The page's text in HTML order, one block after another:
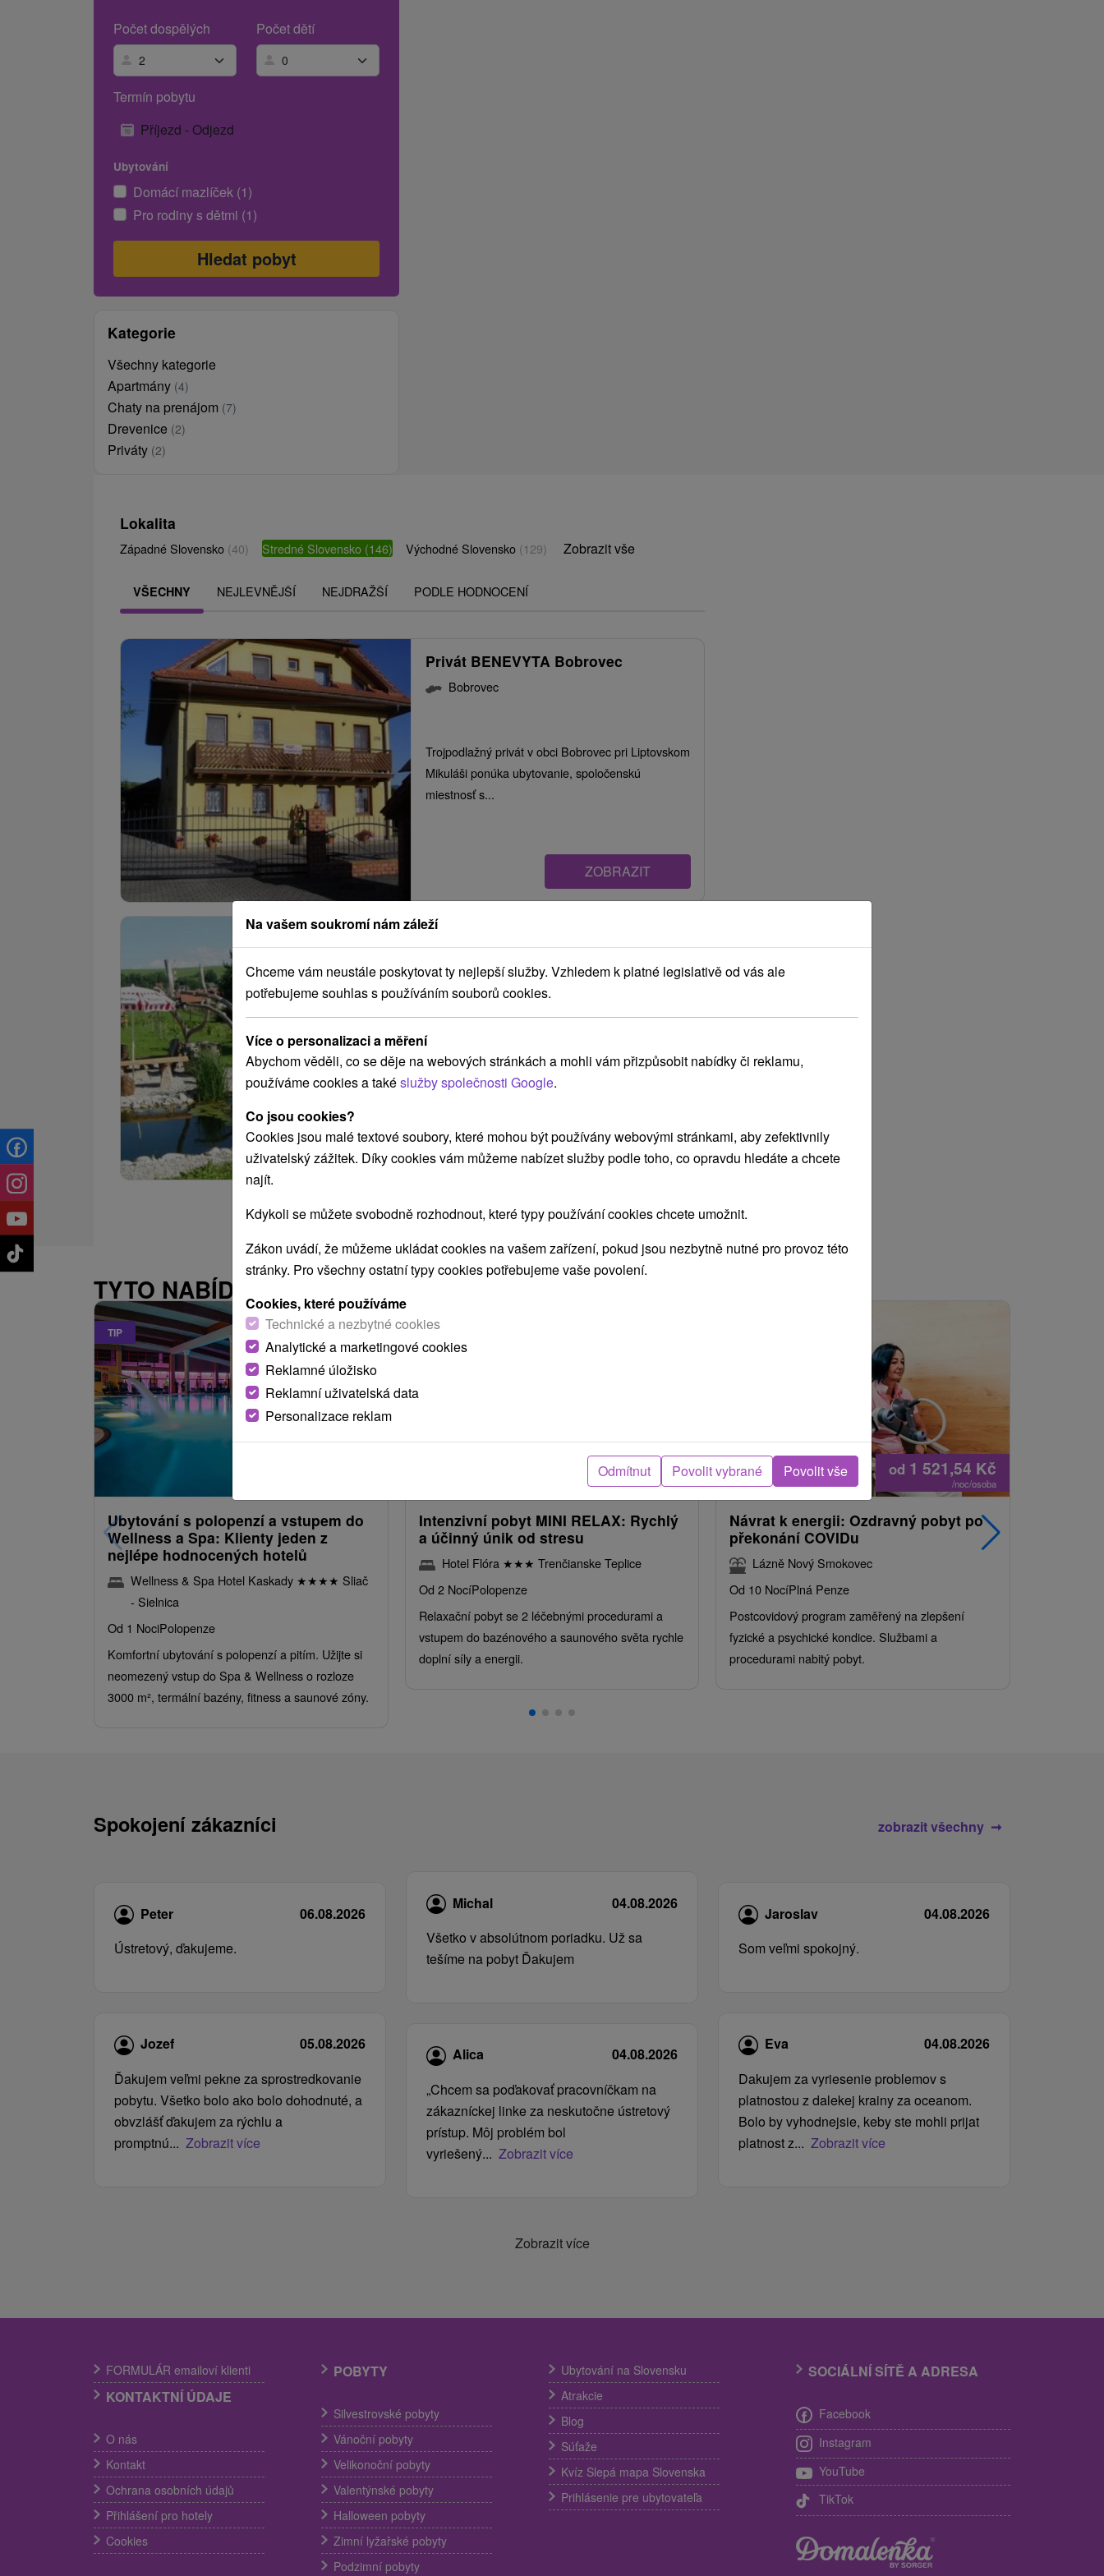
Počet dospělých
Počet dětí
Termín pobytu
Příjezd - Odjezd
Ubytování
Domácí mazlíček (1)
Pro rodiny s dětmi (1)
Kategorie
Všechny kategorie
Apartmány (4)
Chaty na prenájom (7)
Drevenice (2)
Priváty (2)
Lokalita
Západné Slovensko (40) Stredné Slovensko (146) Východné Slovensko (129) Zobrazit vše
VŠECHNY NEJLEVNĚJŠÍ NEJDRAŽŠÍ PODLE HODNOCENÍ
Privát BENEVYTA Bobrovec
Bobrovec
Trojpodlažný privát v obci Bobrovec pri Liptovskom
Mikuláši ponúka ubytovanie, spoločenskú
miestnosť s...
ZOBRAZIT
Bobrovec
Západných Tatier v obci Bobrovec, ktorá je
vstupnou...
ZOBRAZIT
TYTO NABÍDKY BY VÁS MOHLY TAKÉ ZAJÍMAT
TIP
Ubytování s polopenzí a vstupem do
Wellness a Spa: Klienty jeden z
nejlépe hodnocených hotelů
Wellness & Spa Hotel Kaskady ★★★★ Sliač
- Sielnica
Od 1 NociPolopenze
Komfortní ubytování s polopenzí a pitím. Užijte si
neomezený vstup do Spa & Wellness o rozloze
3000 m², termální bazény, fitness a saunové zóny.
2 278,07 Kč
/noc/osoba
Intenzivní pobyt MINI RELAX: Rychlý
a účinný únik od stresu
Hotel Flóra ★★★ Trenčianske Teplice
Od 2 NocíPolopenze
Relaxační pobyt se 2 léčebnými procedurami a
vstupem do bazénového a saunového světa rychle
doplní síly a energii.
od 1 521,54 Kč
/noc/osoba
Návrat k energii: Ozdravný pobyt po
překonání COVIDu
Lázně Nový Smokovec
Od 10 NocíPlná Penze
Postcovidový program zaměřený na zlepšení
fyzické a psychické kondice. Službami a
procedurami nabitý pobyt.
Spokojení zákazníci zobrazit všechny
Peter
06.08.2026
Ústretový, ďakujeme.
Jozef
05.08.2026
Ďakujem veľmi pekne za sprostredkovanie
pobytu. Všetko bolo ako bolo dohodnuté, a
obvzlášť ďakujem za rýchlu a
promptnú... Zobrazit více
Michal
04.08.2026
Všetko v absolútnom poriadku. Už sa
tešíme na pobyt Ďakujem
Alica
04.08.2026
„Chcem sa poďakovať pracovníčkam na
zákazníckej linke za neskutočne ústretový
prístup. Môj problém bol
vyriešený... Zobrazit více
Jaroslav
04.08.2026
Som veľmi spokojný.
Eva
04.08.2026
Dakujem za vyriesenie problemov s
platnostou z dalekej krainy za oceanom.
Bolo by vyhodnejsie, keby ste mohli prijat
platnost z... Zobrazit více
Zobrazit více
FORMULÁR emailoví klienti
KONTAKTNÍ ÚDAJE
O nás
Kontakt
Ochrana osobních údajů
Přihlášení pro hotely
Cookies
POBYTY
Silvestrovské pobyty
Vánoční pobyty
Velikonoční pobyty
Valentýnské pobyty
Halloween pobyty
Zimní lyžařské pobyty
Podzimní pobyty
Ubytování na Slovensku
Atrakcie
Blog
Súťaže
Kvíz Slepá mapa Slovenska
Prihlásenie pre ubytovateľa
SOCIÁLNÍ SÍTĚ A ADRESA
Facebook
Instagram
YouTube
TikTok
Na vašem soukromí nám záleží
Chceme vám neustále poskytovat ty nejlepší služby. Vzhledem k platné legislativě od vás ale
potřebujeme souhlas s používáním souborů cookies.
Více o personalizaci a měření
Abychom věděli, co se děje na webových stránkách a mohli vám přizpůsobit nabídky či reklamu,
používáme cookies a takéslužby společnosti Google.
Co jsou cookies?
Cookies jsou malé textové soubory, které mohou být používány webovými stránkami, aby zefektivnily
uživatelský zážitek. Díky cookies vám můžeme nabízet služby podle toho, co opravdu hledáte a chcete
najít.
Kdykoli se můžete svobodně rozhodnout, které typy používání cookies chcete umožnit.
Zákon uvádí, že můžeme ukládat cookies na vašem zařízení, pokud jsou nezbytně nutné pro provoz této
stránky. Pro všechny ostatní typy cookies potřebujeme vaše povolení.
Cookies, které používáme
Technické a nezbytné cookies
Analytické a marketingové cookies
Reklamné úložisko
Reklamní uživatelská data
Personalizace reklam
Odmítnut Povolit vybrané Povolit vše